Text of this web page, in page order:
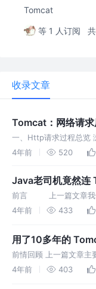
Tomcat
等 1 人订阅
收录文章
Tomcat：网络请
一、Http请求过程总
用户点击网页内容，请
4年前 520
Java老司机竟然连
起来？
前言 上一篇文章我
Tomcat各文件目录的作
Tomcat是如何工作的。
4年前 433
用了10多年的
这能忍？
前情回顾 上一篇文章主
动入口，以及初步的分
程，下面我们将会解密
4年前 403